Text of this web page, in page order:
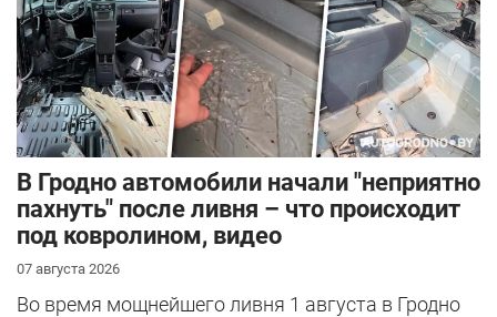
В Гродно автомобили начали "неприятно
пахнуть" после ливня – что происходит
под ковролином, видео
07 августа 2026
Во время мощнейшего ливня 1 августа в Гродно